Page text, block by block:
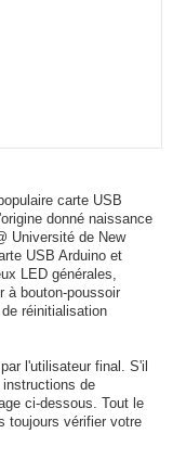
carte USB
donné naissance
Université de New
USB Arduino et
LED générales,
à bouton-poussoir
réinitialisation
l'utilisateur final. S'il
de
ci-dessous. Tout le
toujours vérifier votre